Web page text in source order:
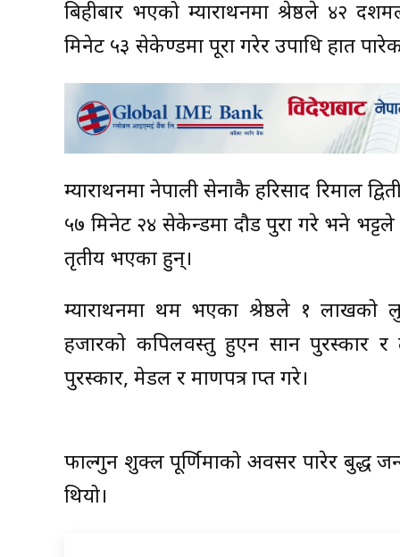
बिहीबार भएको म्याराथनमा श्रेष्ठले ४२
मिनेट ५३ सेकेण्डमा पूरा गरेर उपाधि हात
म्याराथनमा नेपाली सेनाकै हरिप्रसाद रिमाल
५७ मिनेट २४ सेकेन्डमा दौड पुरा गरे भने
तृतीय भएका हुन्।
म्याराथनमा प्रथम भएका श्रेष्ठले १ लाखको
हजारको कपिलवस्तु हुएन सान पुरस्कार र
पुरस्कार, मेडल र प्रमाणपत्र प्राप्त गरे।
फाल्गुन शुक्ल पूर्णिमाको अवसर पारेर बुद्ध
थियो।